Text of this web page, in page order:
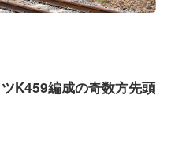
K459編成の奇数方先頭